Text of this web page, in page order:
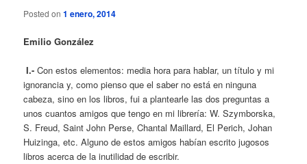
Posted on1 enero, 2014
Emilio González
I.-Con estos elementos: media hora para hablar, un título y mi
ignorancia y, como pienso que el saber no está en ninguna
cabeza, sino en los libros, fui a plantearle las dos preguntas a
unos cuantos amigos que tengo en mi librería: W. Szymborska,
S. Freud, Saint John Perse, Chantal Maillard, El Perich, Johan
Huizinga, etc. Alguno de estos amigos habían escrito jugosos
libros acerca de la inutilidad de escribir.